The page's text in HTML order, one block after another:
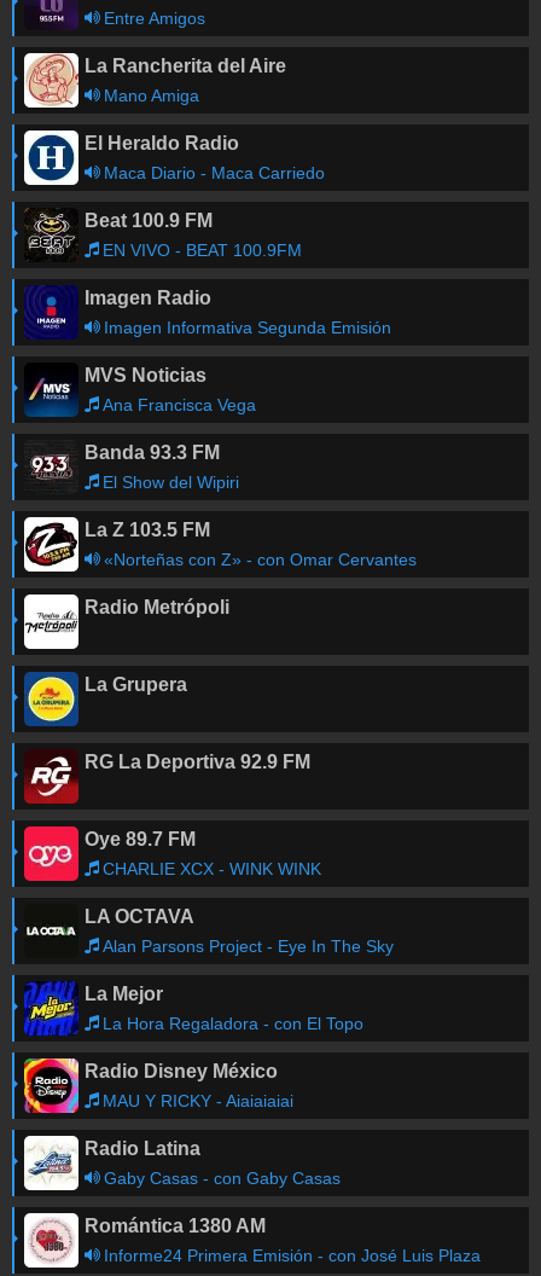
Entre Amigos
La Rancherita del Aire
Mano Amiga
El Heraldo Radio
Maca Diario - Maca Carriedo
Beat 100.9 FM
EN VIVO - BEAT 100.9FM
Imagen Radio
Imagen Informativa Segunda Emisión
MVS Noticias
Ana Francisca Vega
Banda 93.3 FM
El Show del Wipiri
La Z 103.5 FM
«Norteñas con Z» - con Omar Cervantes
Radio Metrópoli
La Grupera
RG La Deportiva 92.9 FM
Oye 89.7 FM
CHARLIE XCX - WINK WINK
LA OCTAVA
Alan Parsons Project - Eye In The Sky
La Mejor
La Hora Regaladora - con El Topo
Radio Disney México
MAU Y RICKY - Aiaiaiaiai
Radio Latina
Gaby Casas - con Gaby Casas
Romántica 1380 AM
Informe24 Primera Emisión - con José Luis Plaza